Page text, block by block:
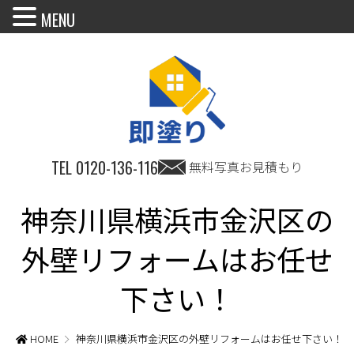
TEL 0120-136-116 無料写真お見積もり
神奈川県横浜市金沢区の
外壁リフォームはお任せ
下さい！
HOME 神奈川県横浜市金沢区の外壁リフォームはお任せ下さい！
MENU